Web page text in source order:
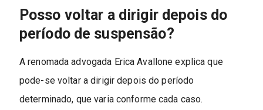
Posso voltar a dirigir depois do
período de suspensão?
A renomada advogada Erica Avallone explica que
pode-se voltar a dirigir depois do período
determinado, que varia conforme cada caso.